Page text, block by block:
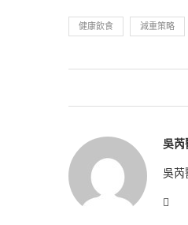
健康飲食 減重策略
吳芮
吳芮